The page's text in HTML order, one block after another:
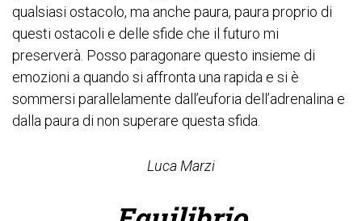
qualsiasi ostacolo, ma anche paura, paura proprio di
questi ostacoli e delle sfide che il futuro mi
preserverà. Posso paragonare questo insieme di
emozioni a quando si affronta una rapida e si è
sommersi parallelamente dall’euforia dell’adrenalina e
dalla paura di non superare questa sfida.
Luca Marzi